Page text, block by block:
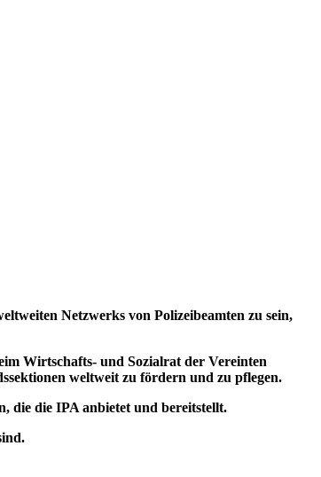
Netzwerks von Polizeibeamten zu sein,
Wirtschafts- und Sozialrat der Vereinten
weltweit zu fördern und zu pflegen.
die die IPA anbietet und bereitstellt.